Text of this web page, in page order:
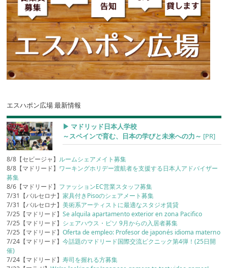
エスハポン広場 最新情報
▶︎ マドリッド日本人学校
～スペインで育む、日本の学びと未来への力～ [PR]
8/8【セビージャ】 ルームシェアメイト募集
8/8【マドリード】 ワーキングホリデー渡航者を支援する日本人アドバイザー
募集
8/6【マドリード】 ファッションEC営業スタッフ募集
7/31【バルセロナ】家具付きPisoのシェアメート募集
7/31【バルセロナ】美術系アーティストに最適なスタジオ賃貸
7/25【マドリード】Se alquila apartamento exterior en zona Pacifico
7/25【マドリード】 シェアハウス・ピソ 9月からの入居者募集
7/25【マドリード】Oferta de empleo: Profesor de japonés idioma materno
7/24【マドリード】今話題のマドリード国際交流ピクニック第4弾！(25日開
催)
7/24【マドリード】寿司を握れる方募集